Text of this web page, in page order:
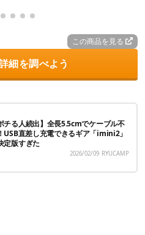
この商品を見る
細を調べよう
チる人続出】全長5.5cmでケーブル不
USB直差し充電できるギア「imini2」
定版すぎた
2026/02/09 RYUCAMP